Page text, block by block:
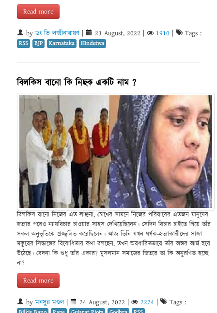
Read more
byডঃ ভি লক্ষ্মীনারায়ণ 23 August, 2022 1910 Tags :
RSS BJP Karnataka Hindutwa
বিলকিস বানো কি নিছক একটি নাম ?
বিলকিস বানো নিজের এত লাঞ্ছনা, চোখের সামনে নিজের পরিবারের এতজন মানুষের
হত্যার পরেও ন্যায়বিচার চাওয়ার সাহস দেখিয়েছিলেন। সেদিন বিচার চাইতে গিয়ে তাঁর
সকল অনুভূতিকে প্রজ্জ্বলিত করেছিলেন। আজ তিনি যখন ধর্ষক-হত্যাকারীদের সাজা
মকুবের সিদ্ধান্তের বিরোধিতায় কথা বলছেন, তখন অবধারিতভাবে তাঁর অন্তর আর্দ্র হয়ে
উঠেছে। বেদনা কি শুধু তাঁর একার? মুসলমান সমাজের ভিতরে তা কি অনুরণিত হচ্ছে
না?
Read more
byমনসুর মণ্ডল| 24 August, 2022 2274 Tags :